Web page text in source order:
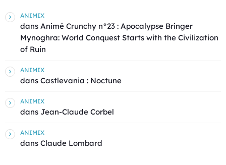
ANIMIX
dans Animé Crunchy n°23 : Apocalypse Bringer
Mynoghra: World Conquest Starts with the Civilization
of Ruin
ANIMIX
dans Castlevania : Noctune
ANIMIX
dans Jean-Claude Corbel
ANIMIX
dans Claude Lombard